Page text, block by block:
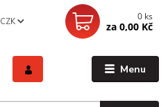
Menu
CZK 0 ks
za 0,00 Kč